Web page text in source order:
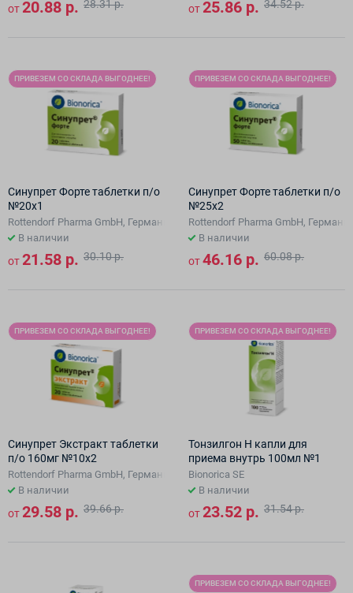
от20.88 р. 28.31 р. от25.86 р. 34.52 р.
ПРИВЕЗЕМ СО СКЛАДА ВЫГОДНЕЕ!
Синупрет Форте таблетки п/о
№20х1
Rottendorf Pharma GmbH, Германи/Bionorica SE
В наличии
от21.58 р. 30.10 р.
ПРИВЕЗЕМ СО СКЛАДА ВЫГОДНЕЕ!
Синупрет Форте таблетки п/о
№25х2
Rottendorf Pharma GmbH,
В наличии
от46.16 р. 60.08 р.
ПРИВЕЗЕМ СО СКЛАДА ВЫГОДНЕЕ!
Синупрет Экстракт таблетки
п/о 160мг №10х2
Rottendorf Pharma GmbH, Германи/Bionorica SE
В наличии
от29.58 р. 39.66 р.
ПРИВЕЗЕМ СО СКЛАДА ВЫГОДНЕЕ!
Тонзилгон Н капли для
приема внутрь 100мл №1
Bionorica SE
В наличии
от23.52 р. 31.54 р.
ПРИВЕЗЕМ СО СКЛАДА ВЫГОДНЕЕ!